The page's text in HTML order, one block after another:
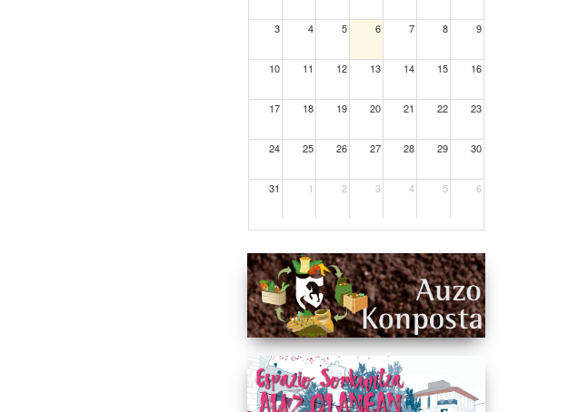
3 4 5 6 7 8 9
10 11 12 13 14 15 16
17 18 19 20 21 22 23
24 25 26 27 28 29 30
31 1 2 3 4 5 6